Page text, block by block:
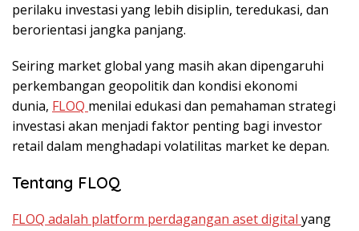
perilaku investasi yang lebih disiplin, teredukasi, dan
berorientasi jangka panjang.
Seiring market global yang masih akan dipengaruhi
perkembangan geopolitik dan kondisi ekonomi
dunia, FLOQ menilai edukasi dan pemahaman strategi
investasi akan menjadi faktor penting bagi investor
retail dalam menghadapi volatilitas market ke depan.
Tentang FLOQ
FLOQ adalah platform perdagangan aset digital yang